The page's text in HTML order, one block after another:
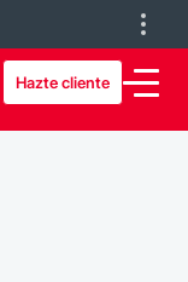
Hazte cliente